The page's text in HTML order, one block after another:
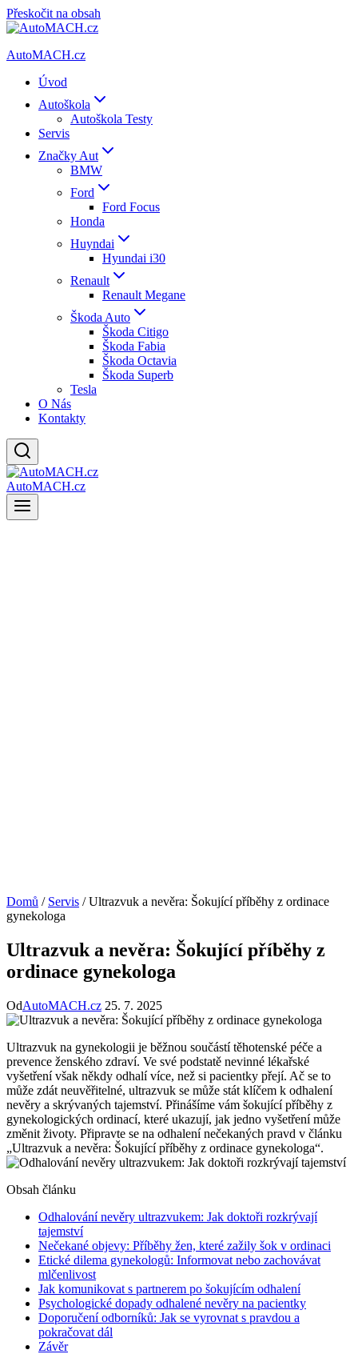
Přeskočit na obsah
AutoMACH.cz
Úvod
Autoškola
Autoškola Testy
Servis
Značky Aut
BMW
Ford
Ford Focus
Honda
Huyndai
Hyundai i30
Renault
Renault Megane
Škoda Auto
Škoda Citigo
Škoda Fabia
Škoda Octavia
Škoda Superb
Tesla
O Nás
Kontakty
AutoMACH.cz
Domů / Servis / Ultrazvuk a nevěra: Šokující příběhy z ordinace
gynekologa
Ultrazvuk a nevěra: Šokující příběhy z
ordinace gynekologa
OdAutoMACH.cz 25. 7. 2025
Ultrazvuk na gynekologii je běžnou součástí těhotenské péče a
prevence ženského zdraví. Ve své podstatě nevinné lékařské
vyšetření však někdy odhalí více, než si pacientky přejí. Ač se to
může zdát neuvěřitelné, ultrazvuk se může stát klíčem k odhalení
nevěry a skrývaných tajemství. Přinášíme vám šokující příběhy z
gynekologických ordinací, které ukazují, jak jedno vyšetření může
změnit životy. Připravte se na odhalení nečekaných pravd v článku
„Ultrazvuk a nevěra: Šokující příběhy z ordinace gynekologa“.
Obsah článku
Odhalování nevěry ultrazvukem: Jak doktoři rozkrývají
tajemství
Nečekané objevy: Příběhy žen, které zažily šok v ordinaci
Etické dilema gynekologů: Informovat nebo zachovávat
mlčenlivost
Jak komunikovat s partnerem po šokujícím odhalení
Psychologické dopady odhalené nevěry na pacientky
Doporučení odborníků: Jak se vyrovnat s pravdou a
pokračovat dál
Závěr